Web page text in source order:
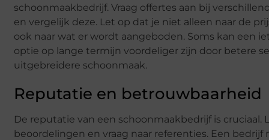
schoonmaakbedrijf. Vraag offertes aan bij
en vergelijk deze. Let op dat je niet alleen naar de
ook naar wat er wordt aangeboden. Soms kan een
optie op lange termijn voordeliger zijn door betere
uitgebreidere schoonmaak.
Reputatie en betrouwbaarheid
De reputatie van een schoonmaakbedrijf is cruciaal.
beoordelingen en vraag naar referenties. Een bedrijf